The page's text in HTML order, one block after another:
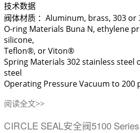
技术数据
阀体材质 ：Aluminum, brass, 303 or
O-ring Materials Buna N, ethylene
silicone,
Teflon®, or Viton®
Spring Materials 302 stainless steel
steel
Operating Pressure Vacuum to 200
阅读全文>>
CIRCLE SEAL安全阀5100 Series